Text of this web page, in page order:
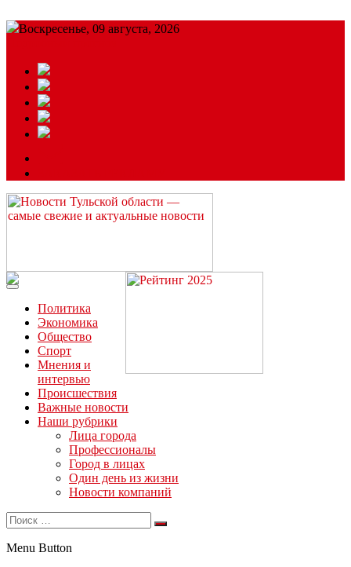
Воскресенье, 09 августа, 2026
Читайте последние новости дня в Тульской области на сайте
“ЗаНовомосковск”
Политика
Экономика
Общество
Спорт
Мнения и
интервью
Происшествия
Важные новости
Наши рубрики
Лица города
Профессионалы
Город в лицах
Один день из жизни
Новости компаний
Menu Button